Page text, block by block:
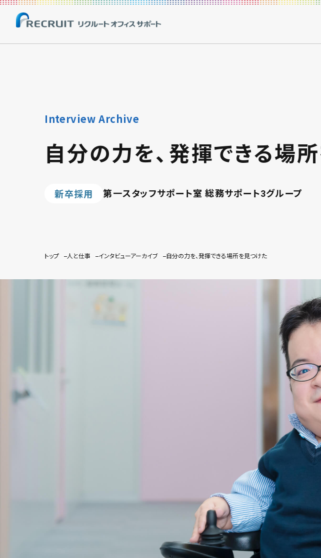
自分の力を、発揮できる場
Interview Archive
新卒採用 第一スタッフサポート室 総務サポート3グループ
トップ 人と仕事 インタビューアーカイブ 自分の力を、発揮できる場所を見つけた